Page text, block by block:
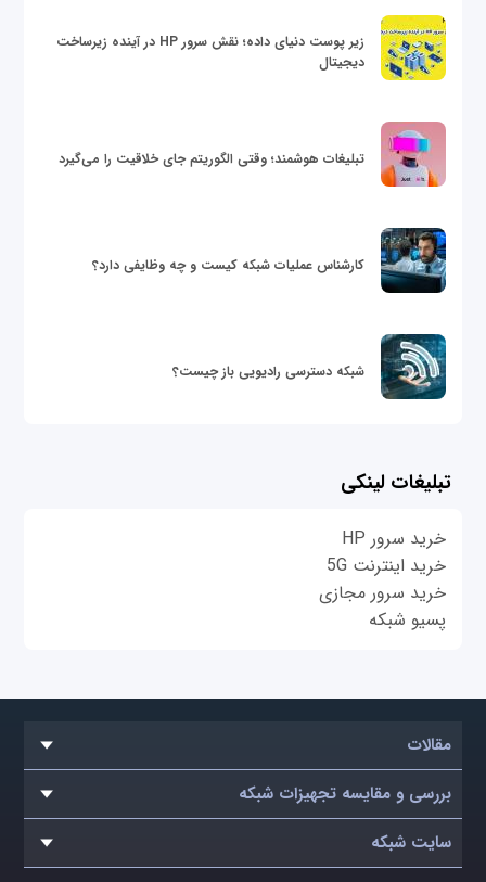
زیر پوست دنیای داده؛ نقش سرور HP در آینده زیرساخت
دیجیتال
تبلیغات هوشمند؛ وقتی الگوریتم جای خلاقیت را می‌گیرد
کارشناس عملیات شبکه کیست و چه وظایفی دارد؟
شبکه دسترسی رادیویی باز چیست؟
تبلیغات لینکی
خرید سرور HP
خرید اینترنت 5G
خرید سرور مجازی
پسیو شبکه
مقالات
بررسی و مقایسه تجهیزات شبکه
سایت شبکه